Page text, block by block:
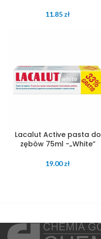
11.85 zł
Lacalut Active pasta do
zębów 75ml -„White”
19.00zł